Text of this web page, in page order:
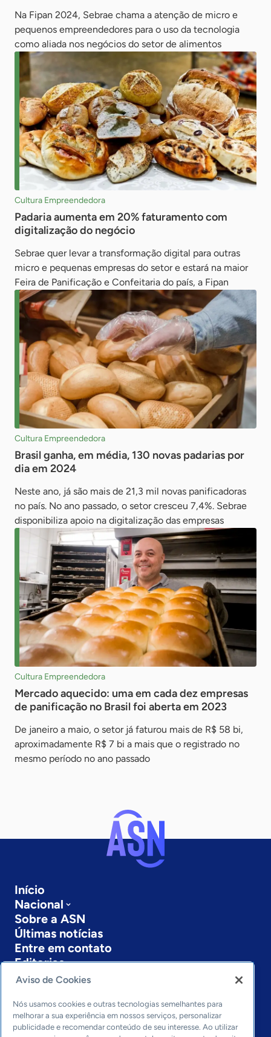
Na Fipan 2024, Sebrae chama a atenção de micro e
pequenos empreendedores para o uso da tecnologia
como aliada nos negócios do setor de alimentos
Cultura Empreendedora
Padaria aumenta em 20% faturamento com
digitalização do negócio
Sebrae quer levar a transformação digital para outras
micro e pequenas empresas do setor e estará na maior
Feira de Panificação e Confeitaria do país, a Fipan
Cultura Empreendedora
Brasil ganha, em média, 130 novas padarias por
dia em 2024
Neste ano, já são mais de 21,3 mil novas panificadoras
no país. No ano passado, o setor cresceu 7,4%. Sebrae
disponibiliza apoio na digitalização das empresas
Cultura Empreendedora
Mercado aquecido: uma em cada dez empresas
de panificação no Brasil foi aberta em 2023
De janeiro a maio, o setor já faturou mais de R$ 58 bi,
aproximadamente R$ 7 bi a mais que o registrado no
mesmo período no ano passado
Início
Nacional
Sobre a ASN
Últimas notícias
Entre em contato
Editorias
Economia & Política
Inovação & Tecnologia
Cultura empreendedora
Dados
Aviso de Cookies
Nós usamos cookies e outras tecnologias semelhantes para
melhorar a sua experiência em nossos serviços, personalizar
publicidade e recomendar conteúdo de seu interesse. Ao utilizar